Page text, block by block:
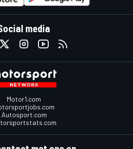
media
Motor1.com
Autosport.com